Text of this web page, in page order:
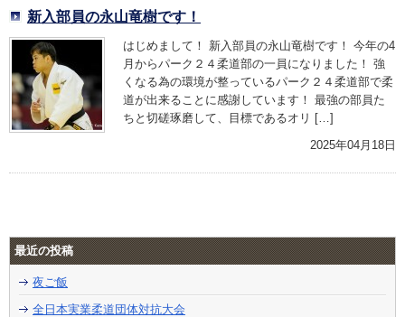
新入部員の永山竜樹です！
はじめまして！ 新入部員の永山竜樹です！ 今年の4
月からパーク２４柔道部の一員になりました！ 強
くなる為の環境が整っているパーク２４柔道部で柔
道が出来ることに感謝しています！ 最強の部員た
ちと切磋琢磨して、目標であるオリ […]
2025年04月18日
最近の投稿
夜ご飯
全日本実業柔道団体対抗大会